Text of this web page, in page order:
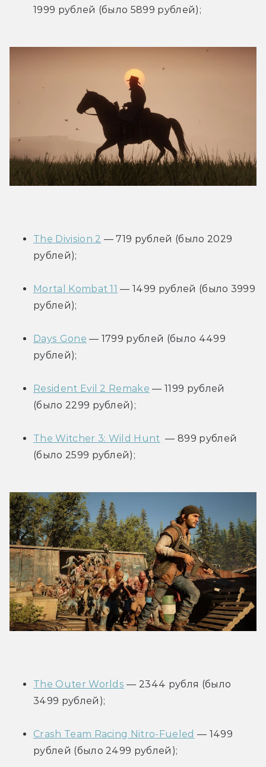
1999 рублей (было 5899 рублей);
The Division 2 — 719 рублей (было 2029
рублей);
Mortal Kombat 11 — 1499 рублей (было 3999
рублей);
Days Gone — 1799 рублей (было 4499
рублей);
Resident Evil 2 Remake — 1199 рублей
(было 2299 рублей);
The Witcher 3: Wild Hunt — 899 рублей
(было 2599 рублей);
The Outer Worlds — 2344 рубля (было
3499 рублей);
Crash Team Racing Nitro-Fueled — 1499
рублей (было 2499 рублей);